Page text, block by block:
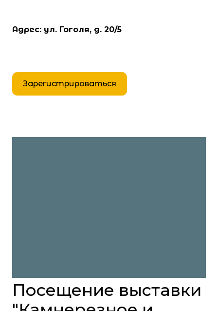
Адрес: ул. Гоголя, д. 20/5
Зарегистрироваться
Посещение выставки